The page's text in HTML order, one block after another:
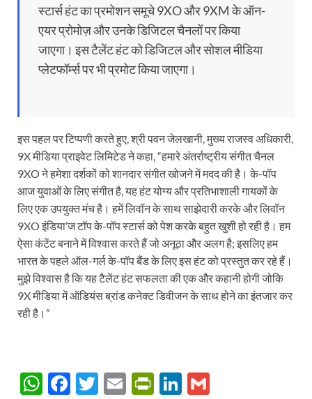
स्‍टार्स हंट का प्रमोशन समूचे 9XO और 9XM के ऑन-
एयर प्रोमोज़ और उनके डिजिटल चैनलों पर किया
जाएगा। इस टैलेंट हंट को डिजिटल और सोशल मीडिया
प्‍लेटफॉर्म्‍स पर भी प्रमोट किया जाएगा।
इस पहल पर टिप्पणी करते हुए, श्री पवन जेलखानी, मुख्य राजस्व अधिकारी,
9X मीडिया प्राइवेट लिमिटेड ने कहा, “हमारे अंतर्राष्ट्रीय संगीत चैनल
9XO ने हमेशा दर्शकों को शानदार संगीत खोजने में मदद की है। के-पॉप
आज युवाओं के लिए संगीत है, यह हंट योग्य और प्रतिभाशाली गायकों के
लिए एक उपयुक्त मंच है। हमें लिवॉन के साथ साझेदारी करके और लिवॉन
9XO इंडिया’ज टॉप के-पॉप स्‍टार्स को पेश करके बहुत खुशी हो रही है। हम
ऐसा कंटेंट बनाने में विश्वास करते हैं जो अनूठा और अलग है; इसलिए हम
भारत के पहले ऑल-गर्ल के-पॉप बैंड के लिए इस हंट को प्रस्तुत कर रहे हैं।
मुझे विश्वास है कि यह टैलेंट हंट सफलता की एक और कहानी होगी जोकि
9X मीडिया में ऑडियंस ब्रांड कनेक्ट डिवीजन के साथ होने का इंतजार कर
रही है।”
W F
T
E
P
Li